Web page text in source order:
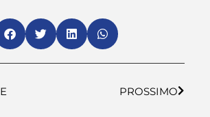
PROSSIMO